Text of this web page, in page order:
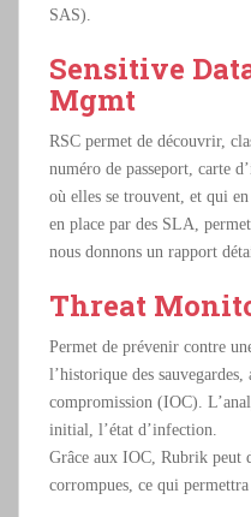
SAS).
Sensitive
Mgmt
RSC permet de découvrir,
numéro de passeport, carte
où elles se trouvent, et qui
en place par des SLA,
nous donnons un rapport
Threat
Permet de prévenir contre
l’historique des
compromission (IOC).
initial, l’état d’infection.
Grâce aux IOC, Rubrik peut
corrompues, ce qui